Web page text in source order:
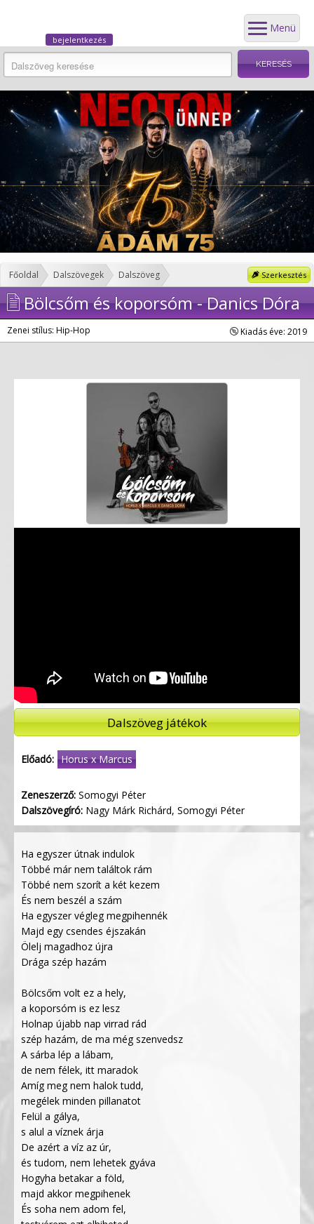
Menü
bejelentkezés
Szerkesztés
Főoldal Dalszövegek Dalszöveg
Bölcsőm és koporsóm - Danics Dóra
Zenei stílus: Hip-Hop Kiadás éve: 2019
Dalszöveg játékok
Előadó: Horus x Marcus
Zeneszerző: Somogyi Péter
Dalszövegíró: Nagy Márk Richárd, Somogyi Péter
Ha egyszer útnak indulok
Többé már nem találtok rám
Többé nem szorít a két kezem
És nem beszél a szám
Ha egyszer végleg megpihennék
Majd egy csendes éjszakán
Ölelj magadhoz újra
Drága szép hazám
Bölcsőm volt ez a hely,
a koporsóm is ez lesz
Holnap újabb nap virrad rád
szép hazám, de ma még szenvedsz
A sárba lép a lábam,
de nem félek, itt maradok
Amíg meg nem halok tudd,
megélek minden pillanatot
Felül a gálya,
s alul a víznek árja
De azért a víz az úr,
és tudom, nem lehetek gyáva
Hogyha betakar a föld,
majd akkor megpihenek
És soha nem adom fel,